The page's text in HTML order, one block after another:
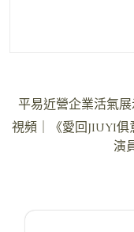
文
章
平易近營企業活氣
視頻｜《愛回JIUYI
演